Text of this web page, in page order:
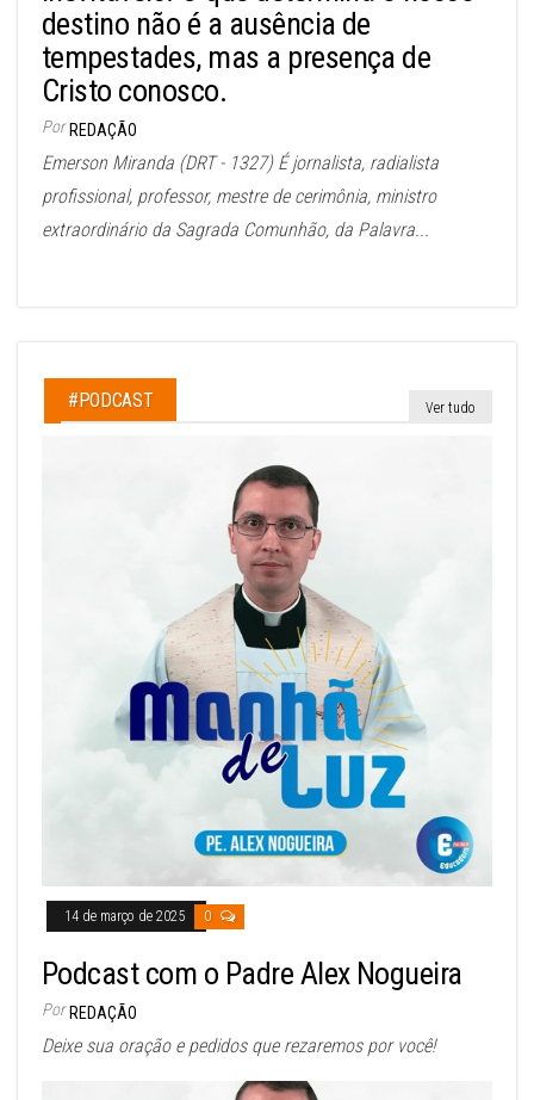
destino não é a ausência de
tempestades, mas a presença de
Cristo conosco.
Por REDAÇÃO
Emerson Miranda (DRT - 1327) É jornalista, radialista
profissional, professor, mestre de cerimônia, ministro
extraordinário da Sagrada Comunhão, da Palavra...
#PODCAST Ver tudo
14 de março de 2025 0
Podcast com o Padre Alex Nogueira
Por REDAÇÃO
Deixe sua oração e pedidos que rezaremos por você!